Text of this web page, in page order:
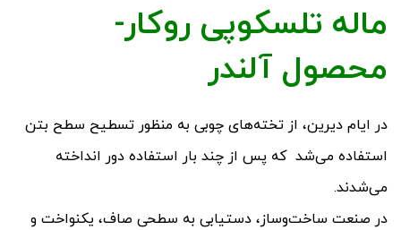
ماله تلسکوپی روکار-
محصول آلندر
در ایام دیرین، از تخته‌های چوبی به منظور تسطیح سطح بتن
استفاده می‌شد که پس از چند بار استفاده دور انداخته
می‌شدند.
در صنعت ساخت‌وساز، دستیابی به سطحی صاف، یکنواخت و